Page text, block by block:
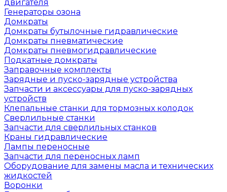
двигателя
Генераторы озона
Домкраты
Домкраты бутылочные гидравлические
Домкраты пневматические
Домкраты пневмогидравлические
Подкатные домкраты
Заправочные комплекты
Зарядные и пуско-зарядные устройства
Запчасти и аксессуары для пуско-зарядных
устройств
Клепальные станки для тормозных колодок
Сверлильные станки
Запчасти для сверлильных станков
Краны гидравлические
Лампы переносные
Запчасти для переносных ламп
Оборудование для замены масла и технических
жидкостей
Воронки